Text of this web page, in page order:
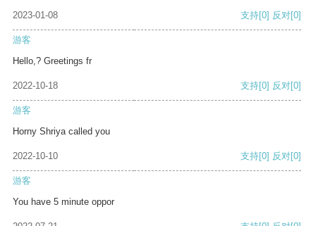
2023-01-08 支持[0] 反对[0]
游客
Hello,? Greetings fr
2022-10-18 支持[0] 反对[0]
游客
Horny Shriya called you
2022-10-10 支持[0] 反对[0]
游客
You have 5 minute oppor